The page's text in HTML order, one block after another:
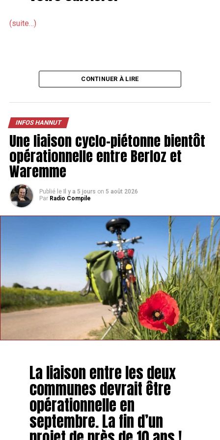
(suite…)
CONTINUER À LIRE
INFOS HANNUT
Une liaison cyclo-piétonne bientôt
opérationnelle entre Berloz et
Waremme
Publié le Il y a 5 jours on 5 août 2026
Par Radio Compile
La liaison entre les deux
communes devrait être
opérationnelle en
septembre. La fin d’un